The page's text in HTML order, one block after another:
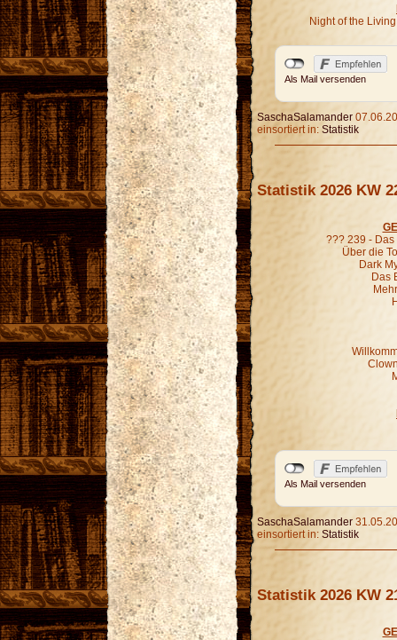
Night of the
Als Mail versenden
SaschaSalamander
einsortiert in: Statistik
Statistik 2026 KW
??? 239 -
Über die
Dark
Das
Als Mail versenden
SaschaSalamander
einsortiert in: Statistik
Statistik 2026 KW